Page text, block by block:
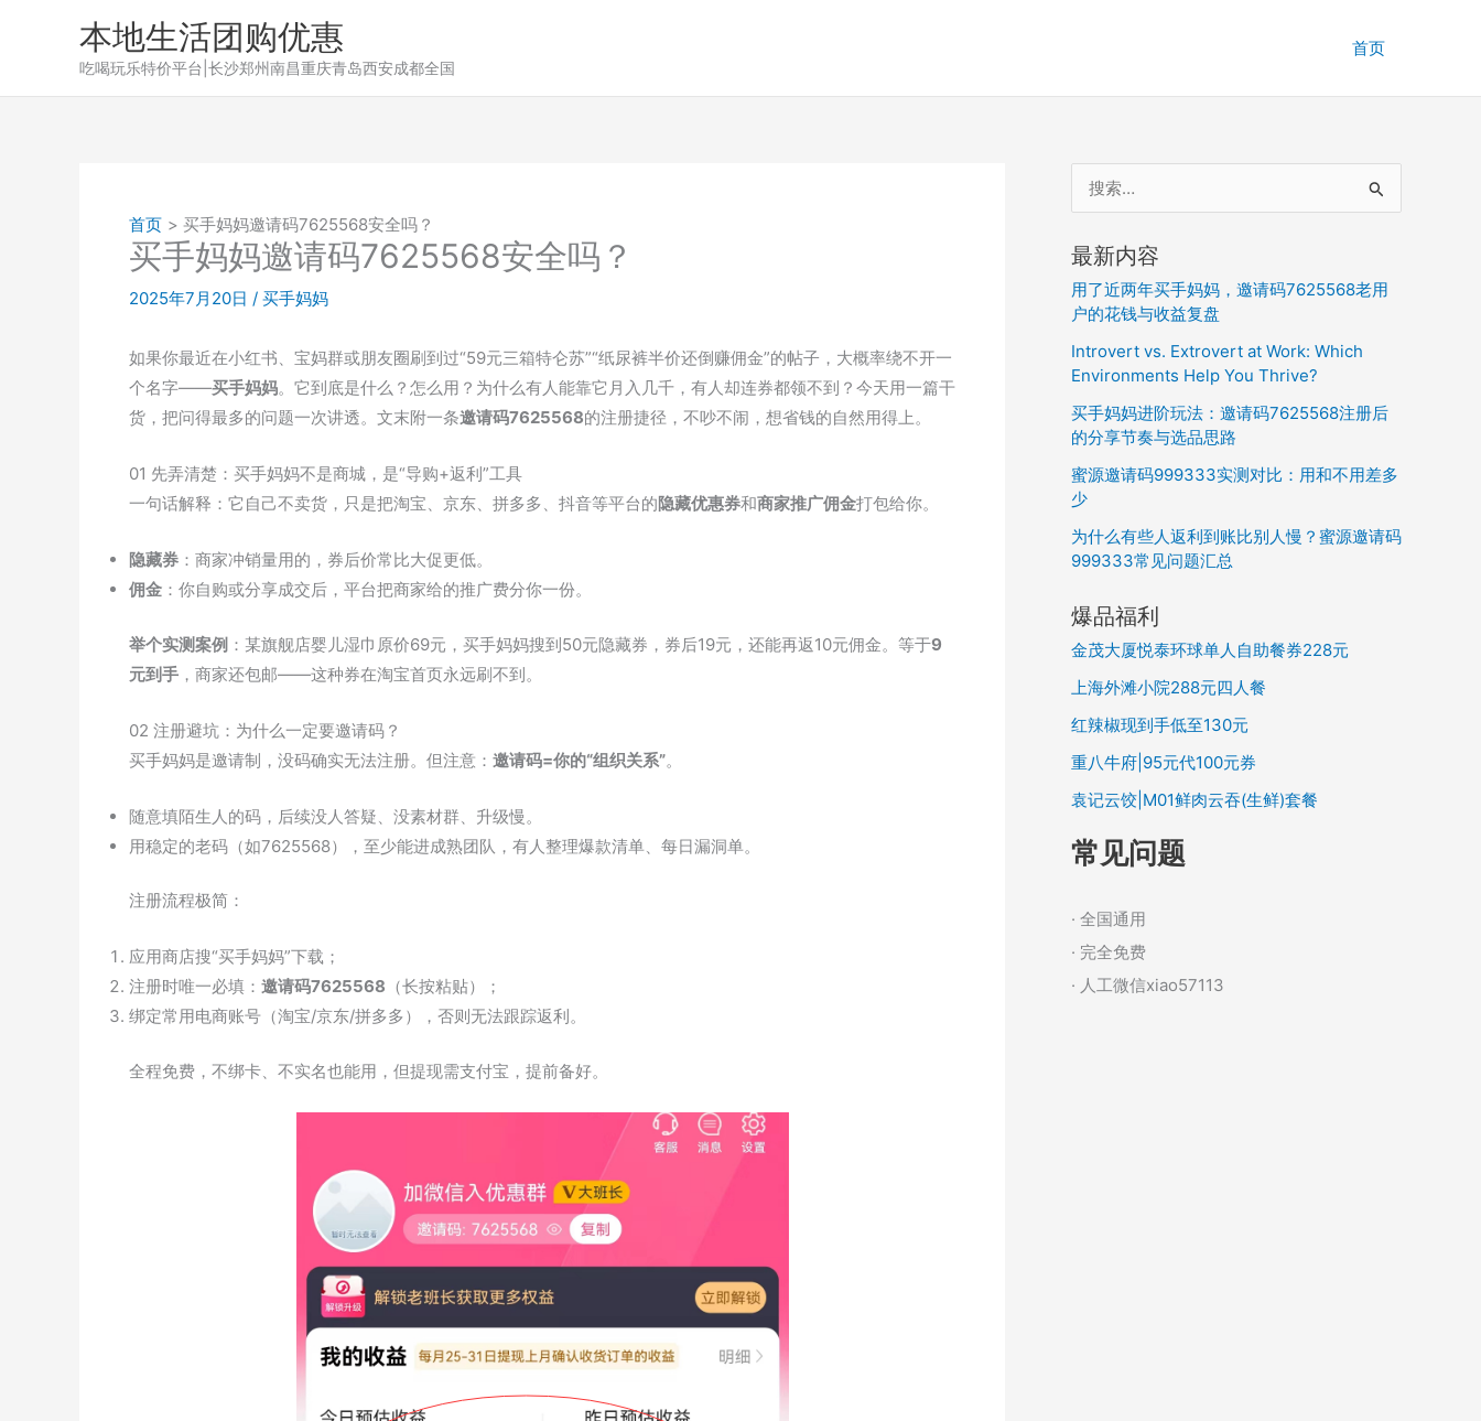
容
本地生活团购优惠
吃喝玩乐特价平台|长沙郑州南昌重庆青岛西安成都全国
首页
首页 买手妈妈邀请码7625568安全吗？
买手妈妈邀请码7625568安全吗？
2025年7月20日 / 买手妈妈
如果你最近在小红书、宝妈群或朋友圈刷到过“59元三箱特仑苏”“纸尿裤半价还倒赚佣金”的帖子，大概率绕不开一
个名字——买手妈妈。它到底是什么？怎么用？为什么有人能靠它月入几千，有人却连券都领不到？今天用一篇干
货，把问得最多的问题一次讲透。文末附一条邀请码7625568的注册捷径，不吵不闹，想省钱的自然用得上。
01 先弄清楚：买手妈妈不是商城，是“导购+返利”工具
一句话解释：它自己不卖货，只是把淘宝、京东、拼多多、抖音等平台的隐藏优惠券和商家推广佣金打包给你。
隐藏券 ：商家冲销量用的，券后价常比大促更低。
佣金 ：你自购或分享成交后，平台把商家给的推广费分你一份。
举个实测案例 ：某旗舰店婴儿湿巾原价69元，买手妈妈搜到50元隐藏券，券后19元，还能再返10元佣金。等于9
元到手 ，商家还包邮——这种券在淘宝首页永远刷不到。
02 注册避坑：为什么一定要邀请码？
买手妈妈是邀请制，没码确实无法注册。但注意： 邀请码=你的“组织关系”。
随意填陌生人的码，后续没人答疑、没素材群、升级慢。
用稳定的老码（如7625568），至少能进成熟团队，有人整理爆款清单、每日漏洞单。
注册流程极简：
应用商店搜“买手妈妈”下载；
注册时唯一必填： 邀请码7625568 （长按粘贴）；
绑定常用电商账号（淘宝/京东/拼多多），否则无法跟踪返利。
全程免费，不绑卡、不实名也能用，但提现需支付宝，提前备好。
索
：
最新内容
用了近两年买手妈妈，邀请码7625568老用
户的花钱与收益复盘
Introvert vs. Extrovert at Work: Which
Environments Help You Thrive?
买手妈妈进阶玩法：邀请码7625568注册后
的分享节奏与选品思路
蜜源邀请码999333实测对比：用和不用差多
少
为什么有些人返利到账比别人慢？蜜源邀请码
999333常见问题汇总
爆品福利
金茂大厦悦泰环球单人自助餐券228元
上海外滩小院288元四人餐
红辣椒现到手低至130元
重八牛府|95元代100元券
袁记云饺|M01鲜肉云吞(生鲜)套餐
常见问题
· 全国通用
· 完全免费
· 人工微信xiao57113